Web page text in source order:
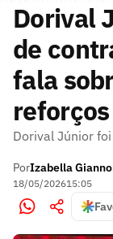
Dorival
de
fala
reforços
Dorival Júnior
PorIzabella
18/05/202615:05